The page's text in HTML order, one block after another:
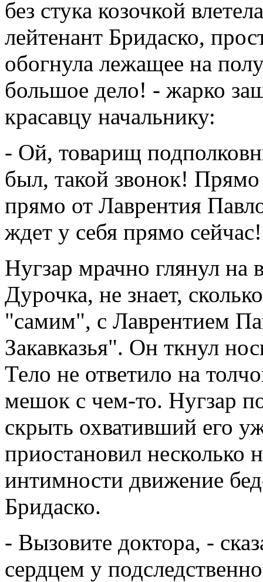
без стука козочкой
лейтенант Бридаско,
обогнула лежащее на
большое дело! - жарко
красавцу начальнику:
- Ой, товарищ
был, такой звонок!
прямо от Лаврентия
ждет у себя прямо
Нугзар мрачно глянул
Дурочка, не знает,
"самим", с Лаврентием
Закавказья". Он ткнул
Тело не ответило на
мешок с чем-то. Нугзар
скрыть охвативший его
приостановил несколько
интимности движение
Бридаско.
- Вызовите доктора, -
сердцем у